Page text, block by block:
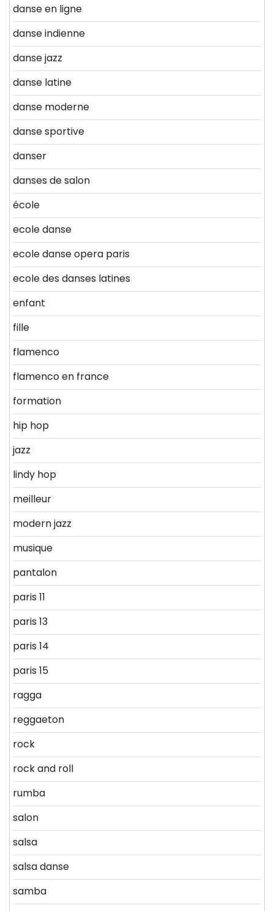
danse en ligne
danse indienne
danse jazz
danse latine
danse moderne
danse sportive
danser
danses de salon
école
ecole danse
ecole danse opera paris
ecole des danses latines
enfant
fille
flamenco
flamenco en france
formation
hip hop
jazz
lindy hop
meilleur
modern jazz
musique
pantalon
paris 11
paris 13
paris 14
paris 15
ragga
reggaeton
rock
rock and roll
rumba
salon
salsa
salsa danse
samba